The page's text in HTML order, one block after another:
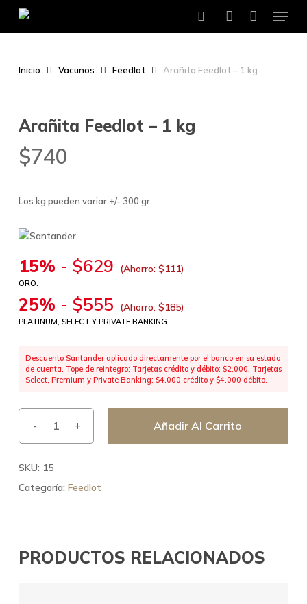
searchaccount
Menu
Inicio Vacunos Feedlot Arañita Feedlot – 1 kg
Arañita Feedlot – 1 kg
$740
Los kg pueden variar +/- 300 gr.
15% - $629 (Ahorro: $111)
ORO.
25% - $555 (Ahorro: $185)
PLATINUM, SELECT Y PRIVATE BANKING.
Descuento Santander aplicado directamente por el banco en su estado
de cuenta. Tope de reintegro: Tarjetas crédito y débito: $2.000. Tarjetas
Select, Premium y Private Banking: $4.000 crédito y $4.000 débito.
Añadir Al Carrito
SKU: 15
Categoría: Feedlot
PRODUCTOS RELACIONADOS